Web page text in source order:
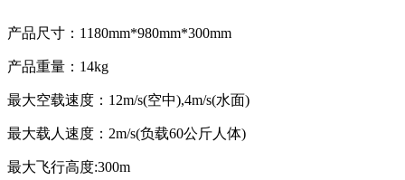
产品尺寸：1180mm*980mm*300mm
产品重量：14kg
最大空载速度：12m/s(空中),4m/s(水面)
最大载人速度：2m/s(负载60公斤人体)
最大飞行高度:300m